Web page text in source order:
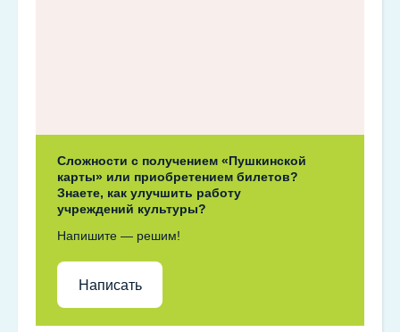
Сложности с получением «Пушкинской
карты» или приобретением билетов?
Знаете, как улучшить работу
учреждений культуры?
Напишите — решим!
Написать